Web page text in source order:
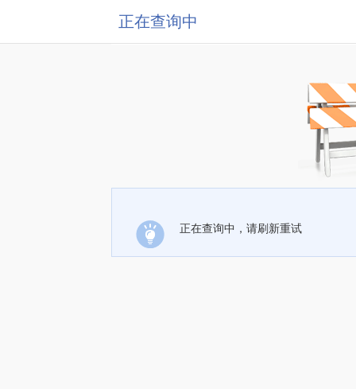
正在查询中
正在查询中，请刷新重试